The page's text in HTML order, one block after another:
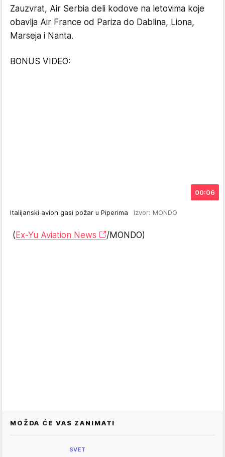
Zauzvrat, Air Serbia deli kodove na letovima koje
obavlja Air France od Pariza do Dablina, Liona,
Marseja i Nanta.
BONUS VIDEO:
00:06
Italijanski avion gasi požar u Piperima Izvor: MONDO
( Ex-Yu Aviation News /MONDO)
MOŽDA ĆE VAS ZANIMATI
SVET